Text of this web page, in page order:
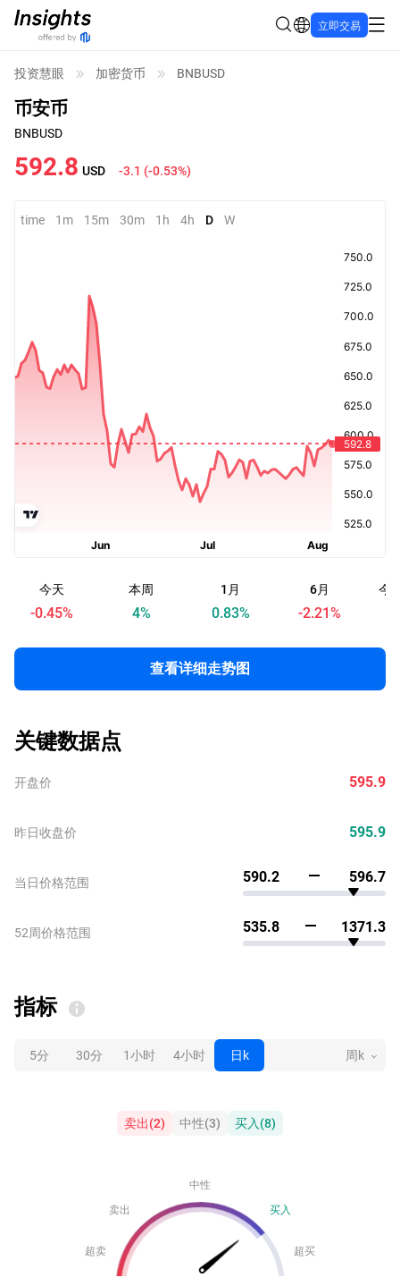
立即交易
投资慧眼 加密货币 BNBUSD
币安币
BNBUSD
592.8 USD -3.1 (-0.53%)
time 1m 15m 30m 1h 4h D W
今天
-0.45%
本周
4%
1月
0.83%
6月
-2.21%
今
查看详细走势图
关键数据点
开盘价
昨日收盘价
当日价格范围
52周价格范围
595.9
595.9
590.2 596.7
535.8 1371.3
指标
5分 30分 1小时 4小时 日k 周k
卖出(2) 中性(3) 买入(8)
中性
卖出
买入
超卖 超买